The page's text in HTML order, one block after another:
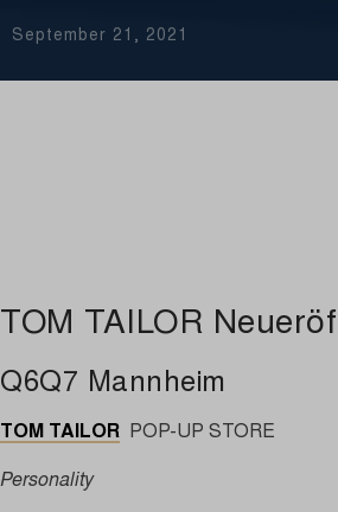
September 21, 2021
TOM TAILOR
Q6Q7 Mannheim
TOM TAILOR POP-UP STORE
Personality